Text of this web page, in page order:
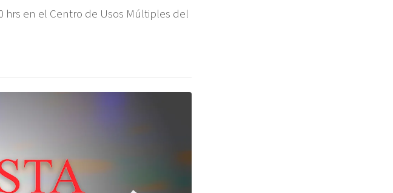
hrs en el Centro de Usos Múltiples del